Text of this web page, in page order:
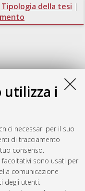
utilizza i
necessari per il suo
di tracciamento
consenso.
sono usati per
comunicazione
degli utenti.
Tipologia della tesi |
Neuroscience
letteratura. [Laurea],
in Fisioterapia
[L-